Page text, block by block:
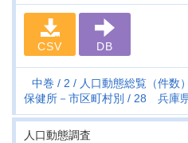
CSV DB
中巻 2
人口動態総覧（件数
保健所－市区町村別
28 兵庫
人口動態調査